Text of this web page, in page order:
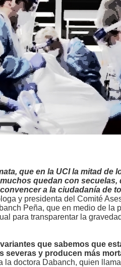
que en la UCI la mitad de
quedan con
a la ciudadanía de
y presidenta del Comité
Peña, que en medio de la
para transparentar la
que sabemos que
severas y producen más
la doctora Dabanch, quien